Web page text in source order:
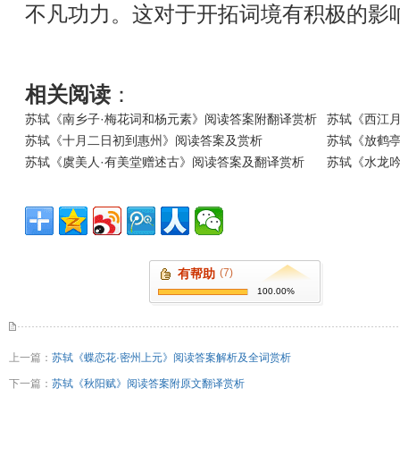
不凡功力。这对于开拓词境有积极的影
相关阅读 ：
苏轼《南乡子·梅花词和杨元素》阅读答案附翻译赏析
苏轼《西江
苏轼《十月二日初到惠州》阅读答案及赏析
苏轼《放鹤
苏轼《虞美人·有美堂赠述古》阅读答案及翻译赏析
苏轼《水龙
有帮助 (7)
100.00%
上一篇： 苏轼《蝶恋花·密州上元》阅读答案解析及全词赏析
下一篇： 苏轼《秋阳赋》阅读答案附原文翻译赏析